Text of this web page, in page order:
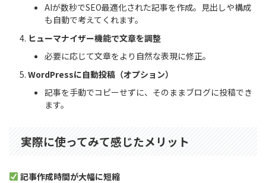
AIが数秒でSEO最適化された記事を作成。見出しや構成
も自動で考えてくれます。
ヒューマナイザー機能で文章を調整
必要に応じて文章をより自然な表現に修正。
WordPressに自動投稿（オプション）
記事を手動でコピーせずに、そのままブログに投稿でき
ます。
実際に使ってみて感じたメリット
記事作成時間が大幅に短縮